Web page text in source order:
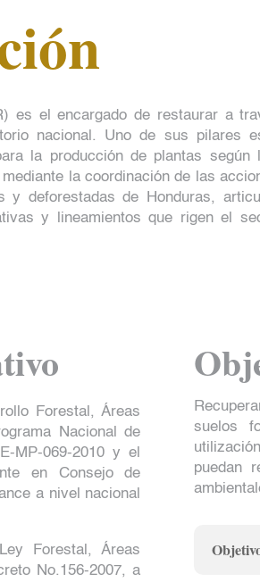
es el encargado de restaurar a
nacional. Uno de sus pilares
la producción de plantas
la coordinación de las
y deforestadas de Honduras,
y lineamientos que rigen el
Forestal, Áreas
Nacional de
MP-069-2010 y el
en Consejo de
a nivel nacional
Forestal, Áreas
No.156-2007, a
suelos
puedan